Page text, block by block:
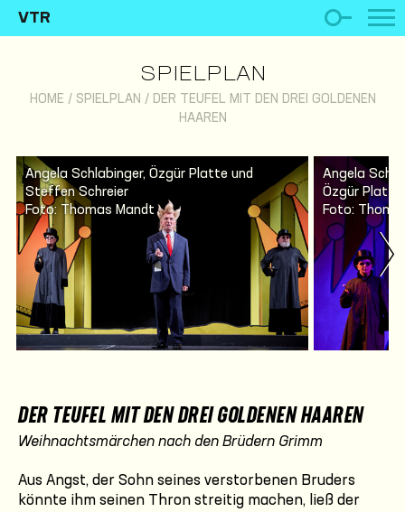
VTR
SPIELPLAN
HOME / SPIELPLAN / DER TEUFEL MIT DEN DREI GOLDENEN
HAAREN
Angela Schlabinger, Özgür Platte und
Steffen Schreier
Foto: Thomas Mandt
Angela
Özgür Platte
Foto:
DER TEUFEL MIT DEN DREI GOLDENEN HAAREN
Weihnachtsmärchen nach den Brüdern Grimm
Aus Angst, der Sohn seines verstorbenen Bruders
könnte ihm seinen Thron streitig machen, ließ der